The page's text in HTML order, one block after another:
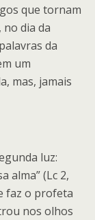
que tornam
no dia da
da
um
mas, jamais
luz:
alma” (Lc 2,
faz o profeta
nos olhos